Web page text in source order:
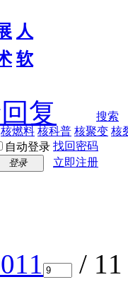
人
软
搜索
核燃料 核科普 核聚变 核
自动登录 找回密码
登录 立即注册
复
11 /